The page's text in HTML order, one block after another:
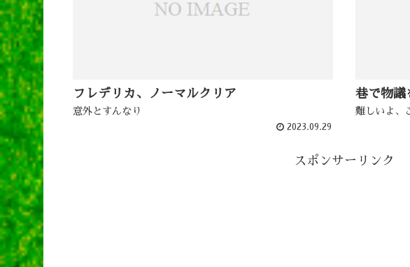
フレデリカ、ノーマルクリア
意外とすんなり
2023.09.29
巷で物議
難しいよ、
スポンサーリンク